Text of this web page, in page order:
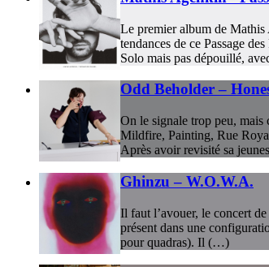
Le premier album de Mathis
tendances de ce Passage
Solo mais pas dépouillé,
Odd Beholder –
On le signale trop peu, mais
Mildfire, Painting, Rue
Après avoir revisité sa
Ghinzu – W.O.W.A.
Il faut l’avouer, le concert
présent dans une
pour quadras). Il (…)